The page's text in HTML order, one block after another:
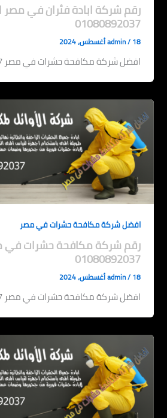
رقم شركة ابادة فئران في مصر
01080892037
admin/18 أغسطس، 2024
افضل شركة مكافحة حشرات في مصر 01080892037
افضل شركة مكافحة حشرات في مصر
رقم شركة مكافحة حشرات في
01080892037
admin/18 أغسطس، 2024
افضل شركة مكافحة حشرات في مصر 01080892037